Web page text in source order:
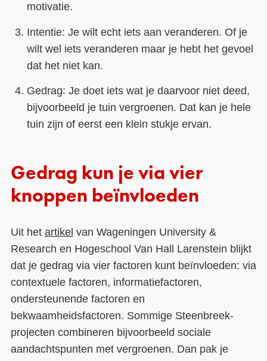
motivatie.
Intentie: Je wilt echt iets aan veranderen. Of je
wilt wel iets veranderen maar je hebt het gevoel
dat het niet kan.
Gedrag: Je doet iets wat je daarvoor niet deed,
bijvoorbeeld je tuin vergroenen. Dat kan je hele
tuin zijn of eerst een klein stukje ervan.
Gedrag kun je via vier
knoppen beïnvloeden
Uit het artikel van Wageningen University &
Research en Hogeschool Van Hall Larenstein blijkt
dat je gedrag via vier factoren kunt beïnvloeden: via
contextuele factoren, informatiefactoren,
ondersteunende factoren en
bekwaamheidsfactoren. Sommige Steenbreek-
projecten combineren bijvoorbeeld sociale
aandachtspunten met vergroenen. Dan pak je